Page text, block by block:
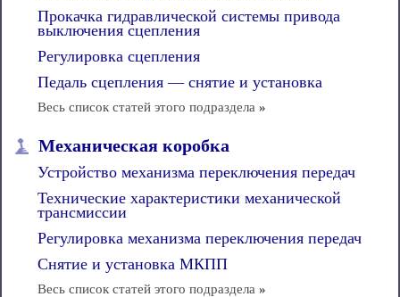
Прокачка гидравлической системы привода
выключения сцепления
Регулировка сцепления
Педаль сцепления — снятие и установка
Весь список статей этого подраздела »
Механическая коробка
Устройство механизма переключения передач
Технические характеристики механической
трансмиссии
Регулировка механизма переключения передач
Снятие и установка МКПП
Весь список статей этого подраздела »